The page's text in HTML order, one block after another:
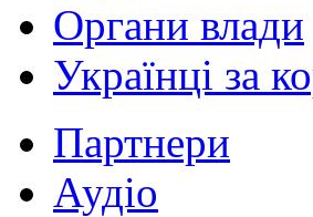
Органи влади
Українці за
Партнери
Аудіо